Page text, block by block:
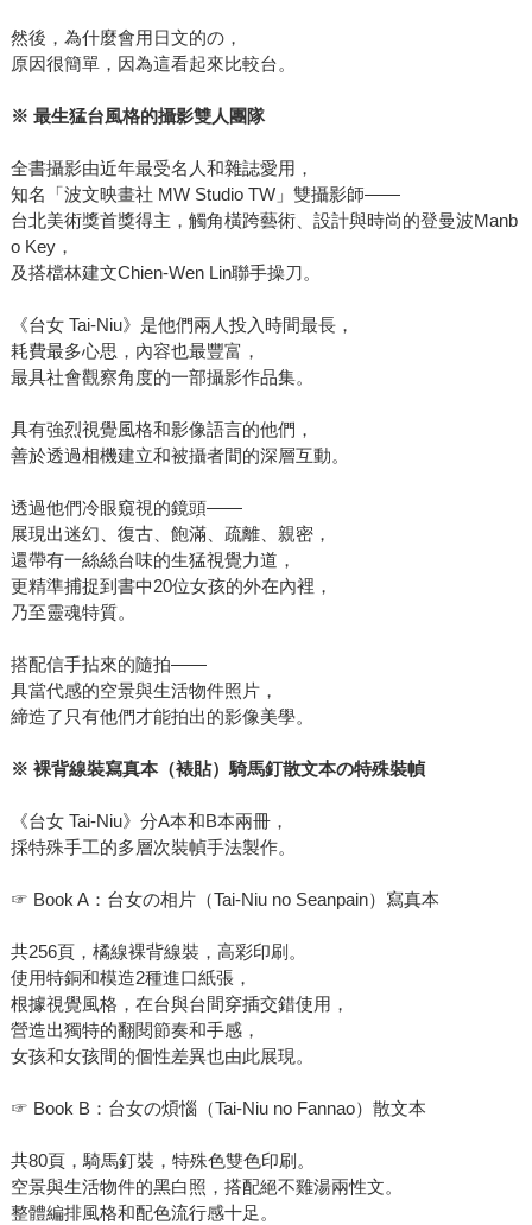
然後，為什麼會用日文的の，
原因很簡單，因為這看起來比較台。
※ 最生猛台風格的攝影雙人團隊
全書攝影由近年最受名人和雜誌愛用，
知名「波文映畫社 MW Studio TW」雙攝影師——
台北美術獎首獎得主，觸角橫跨藝術、設計與時尚的登曼波Manb
o Key，
及搭檔林建文Chien-Wen Lin聯手操刀。
《台女 Tai-Niu》是他們兩人投入時間最長，
耗費最多心思，內容也最豐富，
最具社會觀察角度的一部攝影作品集。
具有強烈視覺風格和影像語言的他們，
善於透過相機建立和被攝者間的深層互動。
透過他們冷眼窺視的鏡頭——
展現出迷幻、復古、飽滿、疏離、親密，
還帶有一絲絲台味的生猛視覺力道，
更精準捕捉到書中20位女孩的外在內裡，
乃至靈魂特質。
搭配信手拈來的隨拍——
具當代感的空景與生活物件照片，
締造了只有他們才能拍出的影像美學。
※ 裸背線裝寫真本（裱貼）騎馬釘散文本の特殊裝幀
《台女 Tai-Niu》分A本和B本兩冊，
採特殊手工的多層次裝幀手法製作。
☞ Book A：台女の相片（Tai-Niu no Seanpain）寫真本
共256頁，橘線裸背線裝，高彩印刷。
使用特銅和模造2種進口紙張，
根據視覺風格，在台與台間穿插交錯使用，
營造出獨特的翻閱節奏和手感，
女孩和女孩間的個性差異也由此展現。
☞ Book B：台女の煩惱（Tai-Niu no Fannao）散文本
共80頁，騎馬釘裝，特殊色雙色印刷。
空景與生活物件的黑白照，搭配絕不雞湯兩性文。
整體編排風格和配色流行感十足。